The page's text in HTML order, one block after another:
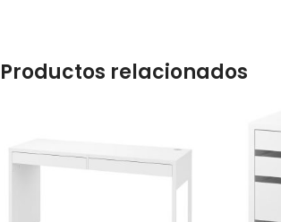
Productos relacionados